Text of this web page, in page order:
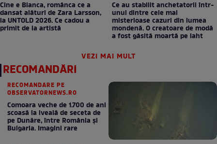
Cine e Bianca, românca ce a
dansat alături de Zara Larsson,
la UNTOLD 2026. Ce cadou a
primit de la artistă
Ce au stabilit anchetatorii într-
unul dintre cele mai
misterioase cazuri din lumea
mondenă. O creatoare de modă
a fost găsită moartă pe iaht
VEZI MAI MULT
RECOMANDĂRI
RECOMANDARE PE
OBSERVATORNEWS.RO
Comoara veche de 1.700 de ani
scoasă la iveală de seceta de
pe Dunăre, între România şi
Bulgaria. Imagini rare